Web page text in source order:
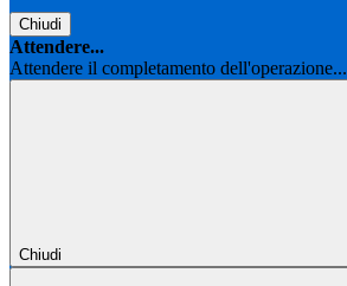
Chiudi
Attendere...
Attendere il completamento dell'operazione...
Chiudi